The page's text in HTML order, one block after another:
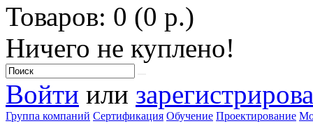
Товаров: 0 (0 р.)
Ничего не куплено!
Войти или
Группа компаний Сертификация Обучение Проектирование